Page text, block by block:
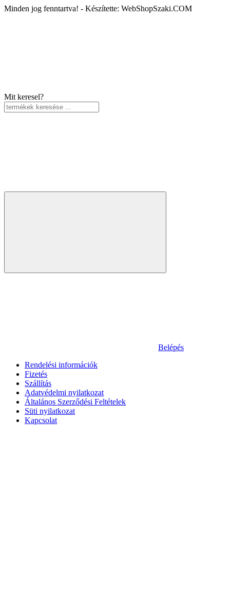
Minden jog fenntartva! - Készítette: WebShopSzaki.COM
Mit keresel?
Belépés
Rendelési információk
Fizetés
Szállítás
Adatvédelmi nyilatkozat
Általános Szerződési Feltételek
Süti nyilatkozat
Kapcsolat